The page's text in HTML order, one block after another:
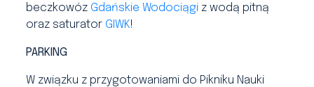
beczkowóz Gdańskie Wodociągi z wodą pitną
oraz saturator GIWK!
PARKING
W związku z przygotowaniami do Pikniku Nauki